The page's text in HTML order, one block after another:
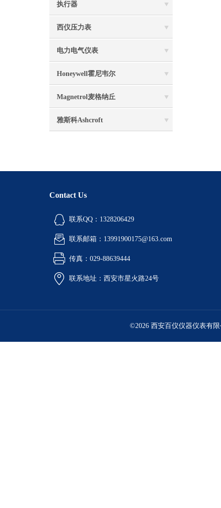
执行器
西仪压力表
电力电气仪表
Honeywell霍尼韦尔
Magnetrol麦格纳丘
雅斯科Ashcroft
Contact Us
联系QQ：1328206429
联系邮箱：13991900175@163.com
传真：029-88639444
联系地址：西安市星火路24号
©2026 西安百仪仪器仪表有